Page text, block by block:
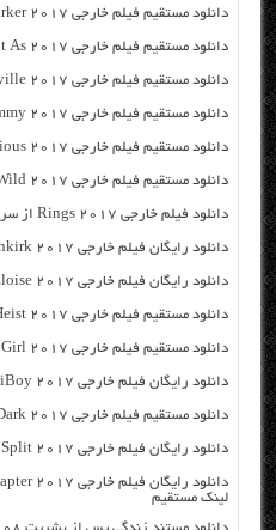
دانلود مستقیم فیلم خارجی Fifty Shades Darker 2017 از سرور سایت
دانلود مستقیم فیلم خارجی From Straight As 2017 از سرور سایت
دانلود مستقیم فیلم خارجی Zeroville 2017 از سرور سایت
دانلود مستقیم فیلم خارجی The Mummy 2017 از سرور سایت
دانلود مستقیم فیلم خارجی The Fate of the Furious 2017 از سرور سایت
دانلود مستقیم فیلم خارجی Running Wild 2017 از سرور سایت
دانلود فیلم خارجی Rings 2017 از سرور سایت
دانلود رایگان فیلم خارجی Dunkirk 2017 با لینک مستقیم
دانلود رایگان فیلم خارجی Eloise 2017 با لینک مستقیم
دانلود مستقیم فیلم خارجی Essex Heist 2017 از سرور سایت
دانلود مستقیم فیلم خارجی Get the Girl 2017 از سرور سایت
دانلود رایگان فیلم خارجی iBoy 2017 با لینک مستقیم
دانلود مستقیم فیلم خارجی Justice League Dark 2017 از سرور سایت
دانلود رایگان فیلم خارجی Split 2017 با لینک مستقیم
لینک مستقیم